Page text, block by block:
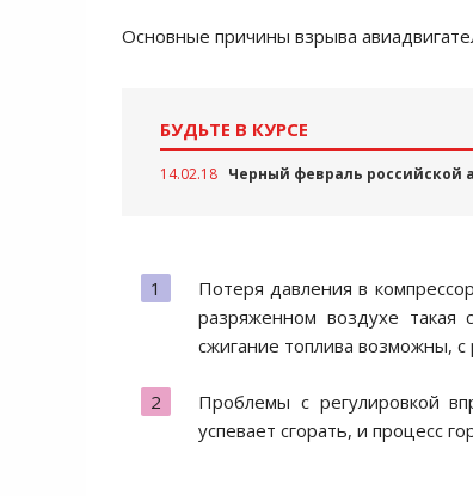
Основные причины взрыва
БУДЬТЕ В КУРСЕ
14.02.18 Черный февраль российской
Потеря давления в
разряженном воздухе такая
сжигание топлива возможны, с
Проблемы с регулировкой
успевает сгорать, и процесс